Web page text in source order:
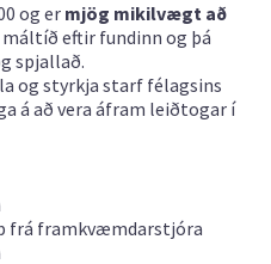
og er mjög mikilvægt að
máltíð eftir fundinn og þá
spjallað.
og styrkja starf félagsins
á að vera áfram leiðtogar í
frá framkvæmdarstjóra